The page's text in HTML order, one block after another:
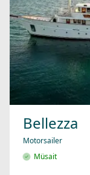
Bellezza
Motorsailer
Müsait